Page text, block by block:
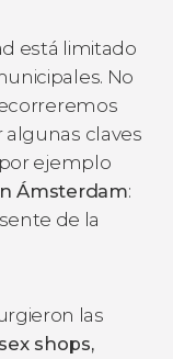
está limitado
No
algunas claves
ejemplo
Ámsterdam:
de la
las
shops,